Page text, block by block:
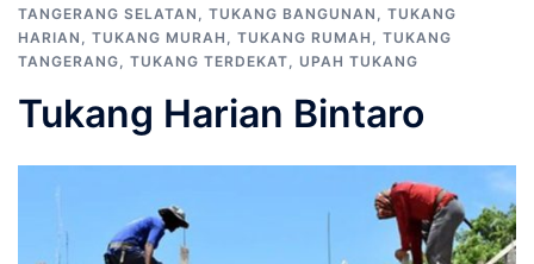
TANGERANG SELATAN , TUKANG BANGUNAN , TUKANG
HARIAN , TUKANG MURAH , TUKANG RUMAH , TUKANG
TANGERANG, TUKANG TERDEKAT, UPAH TUKANG
Tukang Harian Bintaro